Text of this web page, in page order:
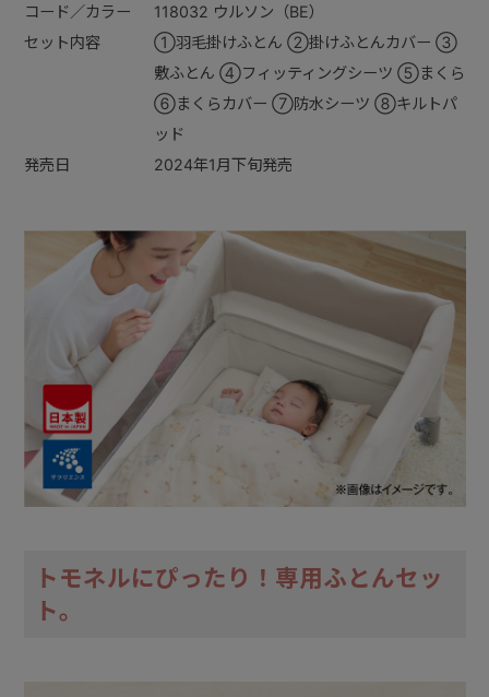
コード／カラー
118032 ウルソン（BE）
セット内容
①羽毛掛けふとん ②掛けふとんカバー ③
敷ふとん ④フィッティングシーツ ⑤まくら
⑥まくらカバー ⑦防水シーツ ⑧キルトパ
ッド
発売日
2024年1月下旬発売
トモネルにぴったり！専用ふとんセッ
ト。